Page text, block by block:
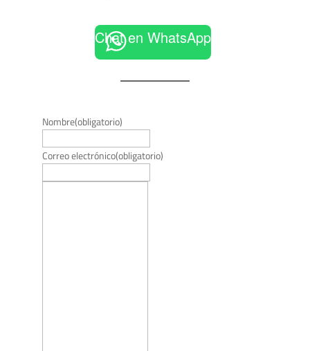
Chat en WhatsApp
Nombre(obligatorio)
Correo electrónico(obligatorio)